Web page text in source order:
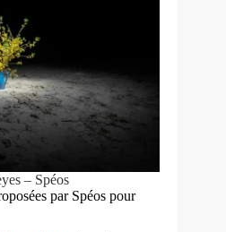
– Spéos
par Spéos pour